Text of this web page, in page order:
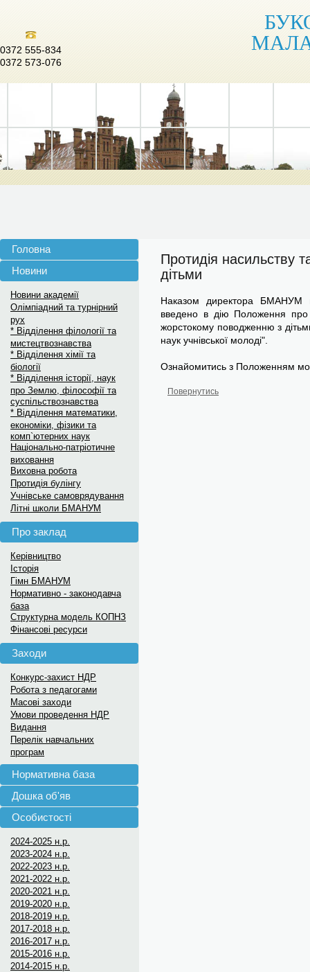
0372 555-834
0372 573-076
Головна
Новини
Новини академії
Олімпіадний та турнірний
рух
* Відділення філології та
мистецтвознавства
* Відділення хімії та
біології
* Відділення історії, наук
про Землю, філософії та
суспільствознавства
* Відділення математики,
економіки, фізики та
комп`ютерних наук
Національно-патріотичне
виховання
Виховна робота
Протидія булінгу
Учнівське самоврядування
Літні школи БМАНУМ
Про заклад
Керівництво
Історія
Гімн БМАНУМ
Нормативно - законодавча
база
Структурна модель КОПНЗ
Фінансові ресурси
Заходи
Конкурс-захист НДР
Робота з педагогами
Масові заходи
Умови проведення НДР
Видання
Перелік навчальних
програм
Нормативна база
Дошка об'яв
Особистості
2024-2025 н.р.
2023-2024 н.р.
2022-2023 н.р.
2021-2022 н.р.
2020-2021 н.р.
2019-2020 н.р.
2018-2019 н.р.
2017-2018 н.р.
2016-2017 н.р.
2015-2016 н.р.
2014-2015 н.р.
Протидія насильству
дітьми
Наказом директора БМАНУМ
введено в дію Положення про
жорстокому поводженню з
наук учнівської молоді".
Ознайомитись з Положенням
Повернутись